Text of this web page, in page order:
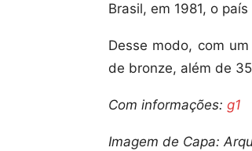
Brasil, em 1981, o
Desse modo, com
de bronze, além de
Com informações: g1
Imagem de Capa: